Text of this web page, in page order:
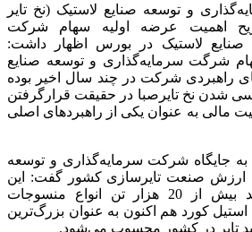
و توسعه صنایع لاستیک (نخ تایر
اهمیت عرضه اولیه سهام شرکت
صنایع لاستیک در بورس اظهار داشت:
شرگت سرمایه‌گذاری و توسعه صنایع
راهبردی شرکت در چند سال اخیر بوده
شدن نخ تایرصبا در حقیقت قرارگرفتن
مالی به عنوان یکی از راهبردهای اصلی
به جایگاه شرکت سرمایه‌گذاری و توسعه
ارزش صنعت تایرسازی کشور گفت: این
شرکت با ظرفیت تولید بیش از 20 هزار تن انواع منسوجات
استیل کورد هم اکنون به عنوان بزرگ‌ترین
تایر در کشور محسوب می‌شود.